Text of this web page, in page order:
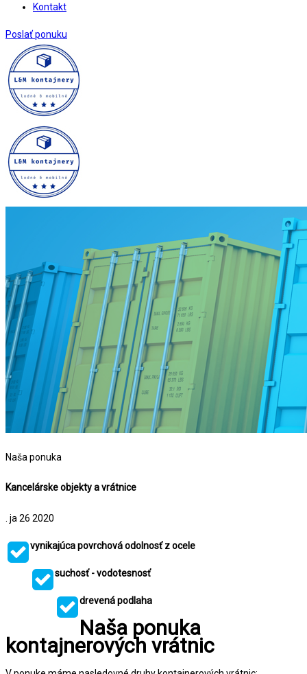
Kontakt
Poslať ponuku
Naša ponuka
Kancelárske objekty a vrátnice
. ja 26 2020
vynikajúca povrchová odolnosť z ocele
suchosť - vodotesnosť
drevená podlaha
Naša ponuka
kontajnerových vrátnic